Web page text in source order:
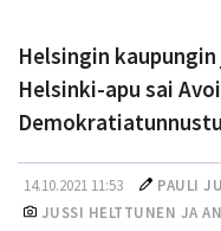
Helsingin
Helsinki-apu sai
14.10.2021 11:53
PAULI
JUSSI HELTTUNEN JA